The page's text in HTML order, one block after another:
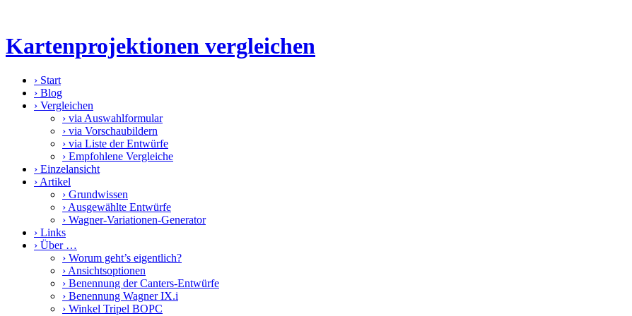
Kartenprojektionen vergleichen
› Start
› Blog
› Vergleichen
› via Auswahlformular
› via Vorschaubildern
› via Liste der Entwürfe
› Empfohlene Vergleiche
› Einzelansicht
› Artikel
› Grundwissen
› Ausgewählte Entwürfe
› Wagner-Variationen-Generator
› Links
› Über …
› Worum geht’s eigentlich?
› Ansichtsoptionen
› Benennung der Canters-Entwürfe
› Benennung Wagner IX.i
› Winkel Tripel BOPC